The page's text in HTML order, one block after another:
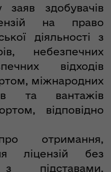
заяв здобувачів
на право
діяльності з
небезпечних
відходів
міжнародних
та вантажів
відповідно
отримання,
ліцензій без
підставами,